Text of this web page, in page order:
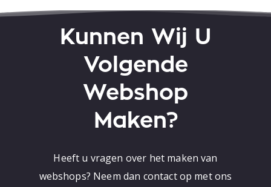
Kunnen Wij U
Volgende
Webshop
Maken?
Heeft u vragen over het maken van
webshops? Neem dan contact op met ons